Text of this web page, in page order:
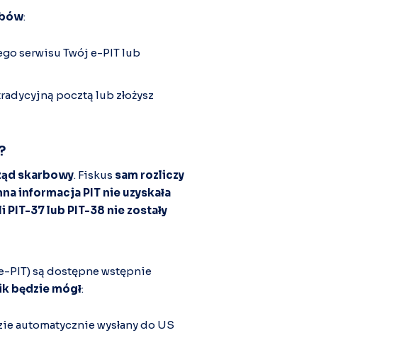
:
serwisu Twój e-PIT lub
pocztą lub złożysz
skarbowy. Fiskus sam rozliczy
informacja PIT nie uzyskała
PIT-37 lub PIT-38 nie zostały
PIT) są dostępne wstępnie
będzie mógł:
automatycznie wysłany do US